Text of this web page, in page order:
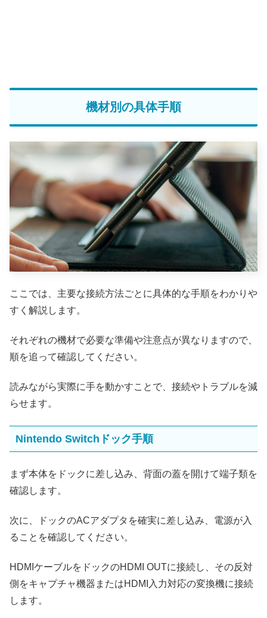
機材別の具体手順
ここでは、主要な接続方法ごとに具体的な手順をわかりや
すく解説します。
それぞれの機材で必要な準備や注意点が異なりますので、
順を追って確認してください。
読みながら実際に手を動かすことで、接続やトラブルを減
らせます。
Nintendo Switchドック手順
まず本体をドックに差し込み、背面の蓋を開けて端子類を
確認します。
次に、ドックのACアダプタを確実に差し込み、電源が入
ることを確認してください。
HDMIケーブルをドックのHDMI OUTに接続し、その反対
側をキャプチャ機器またはHDMI入力対応の変換機に接続
します。